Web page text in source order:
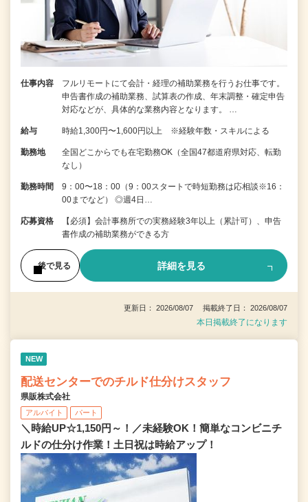
仕事内容
フルリモートにて会計・経理の補助業務を行うお仕事です。
申告書作成の補助業務、試算表の作成、年末調整・確定申告
対応などが、具体的な業務内容となります。 …
給与 時給1,300円〜1,600円以上 ※経験年数・スキルによる
勤務地
全国どこからでも在宅勤務OK（全国47都道府県対応、転勤
なし）
勤務時間
9：00〜18：00（9：00スタートで時短勤務は応相談※16：
00までなど） ◎週4日…
応募資格
【必須】会計事務所での実務経験3年以上（累計可）、申告
書作成の補助業務ができる方
後で見る 詳細を見る
更新日： 2026/08/07 掲載終了日： 2026/08/07
本日掲載終了になります
NEW
配送センターでのチルド仕分けスタッフ
県販株式会社
アルバイト パート
＼時給UP☆1,150円～！／未経験OK！簡単なコンビニチ
ルドの仕分け作業！土日祝は時給アップ！